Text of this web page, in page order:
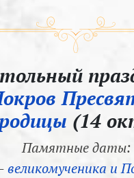
(14
Памятные даты:
великомученика и